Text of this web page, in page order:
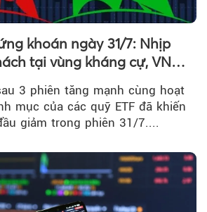
khoán ngày 31/7: Nhịp
tại vùng kháng cự, VN
9 điểm trong phiên cuối...
3 phiên tăng mạnh cùng hoạt
mục của các quỹ ETF đã khiến
giảm trong phiên 31/7....